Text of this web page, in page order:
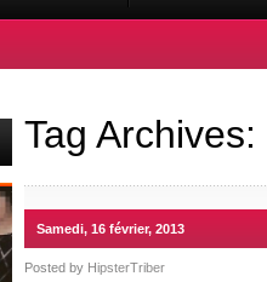
Tag Archives:
Samedi, 16 février, 2013
Posted by HipsterTriber